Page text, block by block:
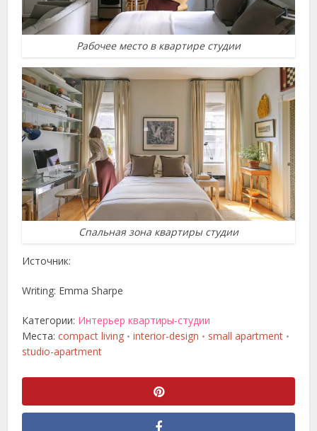
Рабочее место в квартире студии
Спальная зона квартиры студии
Источник:
Writing: Emma Sharpe
Категории: Интерьер квартиры-студии
Места:compact living • interior-design • small apartment •
studio-apartment